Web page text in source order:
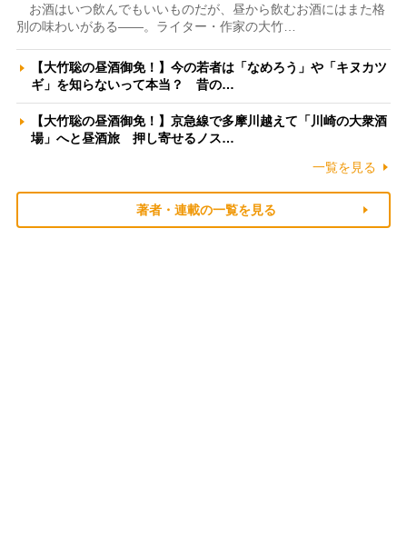
お酒はいつ飲んでもいいものだが、昼から飲むお酒にはまた格
別の味わいがある――。ライター・作家の大竹…
【大竹聡の昼酒御免！】今の若者は「なめろう」や「キヌカツ
ギ」を知らないって本当？ 昔の…
【大竹聡の昼酒御免！】京急線で多摩川越えて「川崎の大衆酒
場」へと昼酒旅 押し寄せるノス…
一覧を見る
著者・連載の一覧を見る